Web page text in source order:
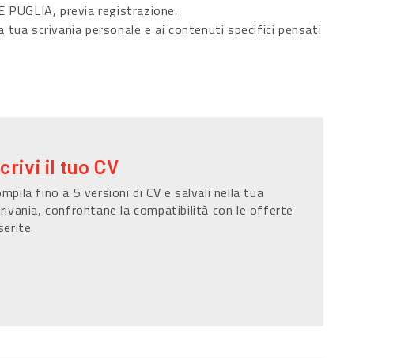
PUGLIA, previa registrazione.
scrivania personale e ai contenuti specifici pensati
il tuo CV
fino a 5 versioni di CV e salvali nella tua
confrontane la compatibilità con le offerte